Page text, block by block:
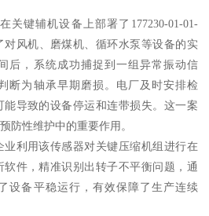
关键辅机设备上部署了177230-01-01-
对风机、磨煤机、循环水泵等设备的实
后，系统成功捕捉到一组异常振动信
断为轴承早期磨损。电厂及时安排检
导致的设备停运和连带损失。这一案
防性维护中的重要作用。
利用该传感器对关键压缩机组进行在
件，精准识别出转子不平衡问题，通
设备平稳运行，有效保障了生产连续